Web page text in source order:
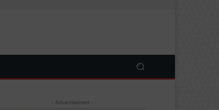
- Advertisement -